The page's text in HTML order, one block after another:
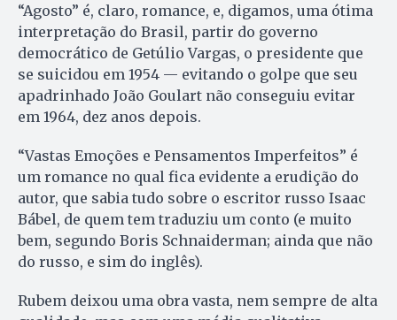
“Agosto” é, claro, romance, e, digamos, uma ótima
interpretação do Brasil, partir do governo
democrático de Getúlio Vargas, o presidente que
se suicidou em 1954 — evitando o golpe que seu
apadrinhado João Goulart não conseguiu evitar
em 1964, dez anos depois.
“Vastas Emoções e Pensamentos Imperfeitos” é
um romance no qual fica evidente a erudição do
autor, que sabia tudo sobre o escritor russo Isaac
Bábel, de quem tem traduziu um conto (e muito
bem, segundo Boris Schnaiderman; ainda que não
do russo, e sim do inglês).
Rubem deixou uma obra vasta, nem sempre de alta